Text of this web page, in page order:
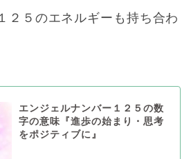
２５のエネルギーも持ち合わ
エンジェルナンバー１２５の数
字の意味『進歩の始まり・思考
をポジティブに』